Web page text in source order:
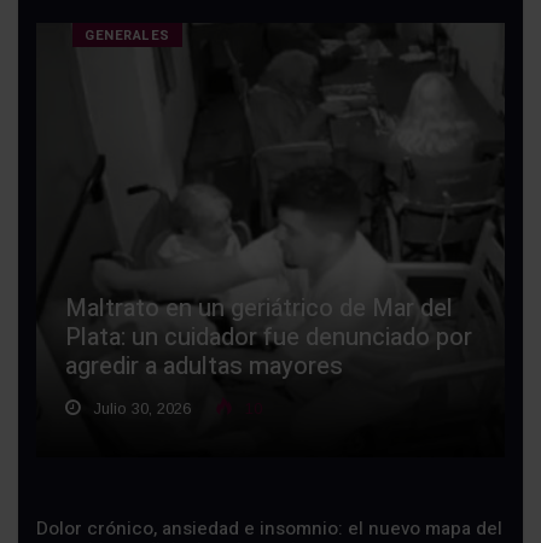
GENERALES
Maltrato en un geriátrico de Mar del
Plata: un cuidador fue denunciado por
agredir a adultas mayores
Julio 30, 2026
Dolor crónico, ansiedad e insomnio: el nuevo mapa del